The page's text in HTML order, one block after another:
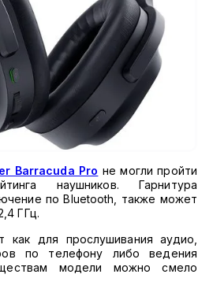
Barracuda Pro не могли пройти
наушников. Гарнитура
по Bluetooth, также может
ГГц.
как для прослушивания аудио,
по телефону либо ведения
модели можно смело